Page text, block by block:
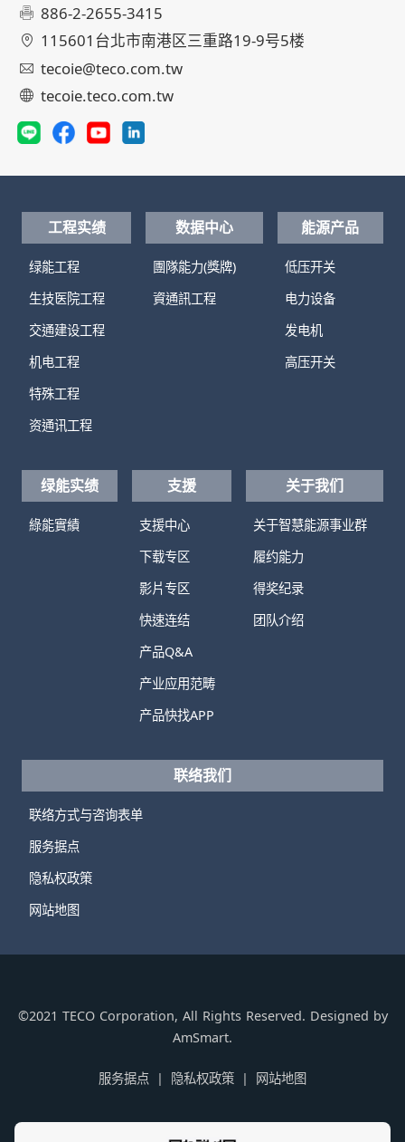
886-2-2655-3415
115601台北市南港区三重路19-9号5楼
tecoie@teco.com.tw
tecoie.teco.com.tw
工程实绩
绿能工程
生技医院工程
交通建设工程
机电工程
特殊工程
资通讯工程
数据中心
團隊能力(獎牌)
資通訊工程
能源产品
低压开关
电力设备
发电机
高压开关
绿能实绩
綠能實績
支援
支援中心
下载专区
影片专区
快速连结
产品Q&A
产业应用范畴
产品快找APP
关于我们
关于智慧能源事业群
履约能力
得奖纪录
团队介绍
联络我们
联络方式与咨询表单
服务据点
隐私权政策
网站地图
©2021 TECO Corporation, All Rights Reserved. Designed by
AmSmart.
服务据点 隐私权政策 网站地图